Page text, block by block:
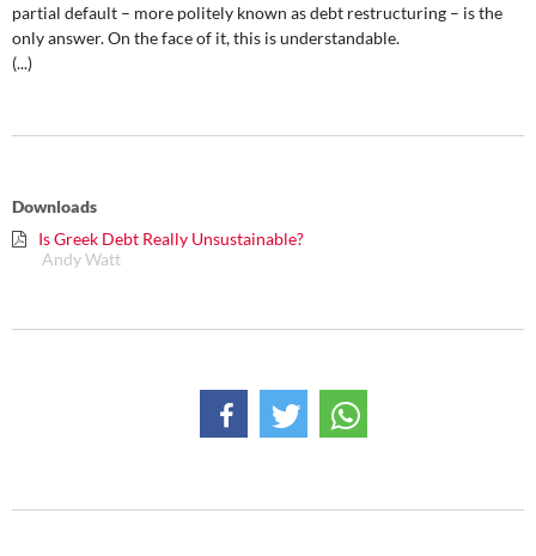
Steuer- und Finanzpolitik
Weitere Themen
Rosa-Luxemburg-Stiftung
partial default – more politely known as debt restructuring – is the
only answer. On the face of it, this is understandable.
(...)
Downloads
Is Greek Debt Really Unsustainable?
Andy Watt